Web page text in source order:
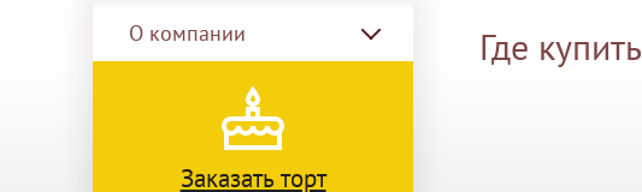
О компании
Заказать торт
Где купить